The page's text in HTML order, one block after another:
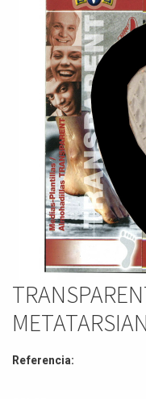
Referencia: